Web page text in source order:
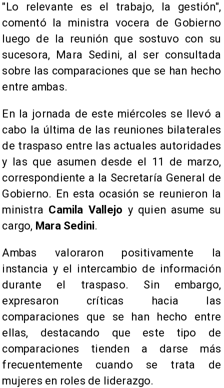
"Lo relevante es el trabajo, la gestión",
comentó la ministra vocera de Gobierno
luego de la reunión que sostuvo con su
sucesora, Mara Sedini, al ser consultada
sobre las comparaciones que se han hecho
entre ambas.
En la jornada de este miércoles se llevó a
cabo la última de las reuniones bilaterales
de traspaso entre las actuales autoridades
y las que asumen desde el 11 de marzo,
correspondiente a la Secretaría General de
Gobierno. En esta ocasión se reunieron la
ministra Camila Vallejo y quien asume su
cargo, Mara Sedini.
Ambas valoraron positivamente la
instancia y el intercambio de información
durante el traspaso. Sin embargo,
expresaron críticas hacia las
comparaciones que se han hecho entre
ellas, destacando que este tipo de
comparaciones tienden a darse más
frecuentemente cuando se trata de
mujeres en roles de liderazgo.